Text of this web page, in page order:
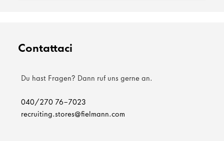
Contattaci
Du hast Fragen? Dann ruf uns gerne an.
040/270 76-7023
recruiting.stores@fielmann.com